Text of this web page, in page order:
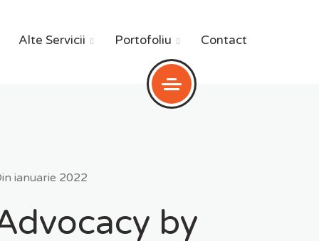
Alte Servicii  Portofoliu  Contact
ianuarie 2022
by